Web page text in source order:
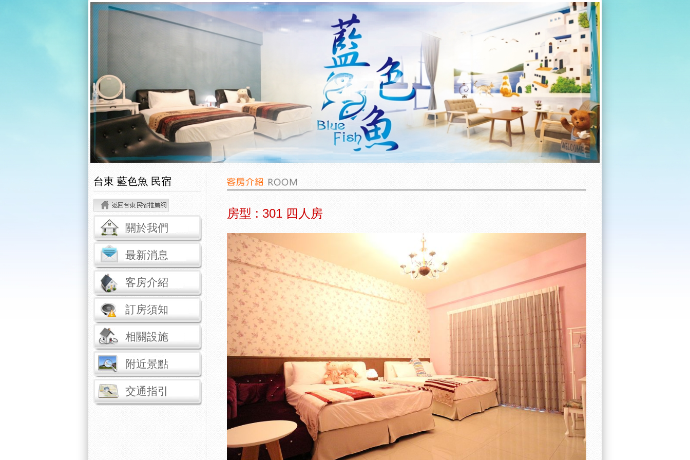
台東 藍色魚 民宿
關於我們
最新消息
客房介紹
訂房須知
相關設施
附近景點
交通指引
房型 : 301 四人房